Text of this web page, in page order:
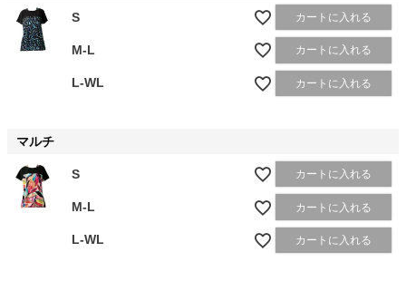
S カートに入れる
M-L カートに入れる
L-WL カートに入れる
マルチ
S カートに入れる
M-L カートに入れる
L-WL カートに入れる